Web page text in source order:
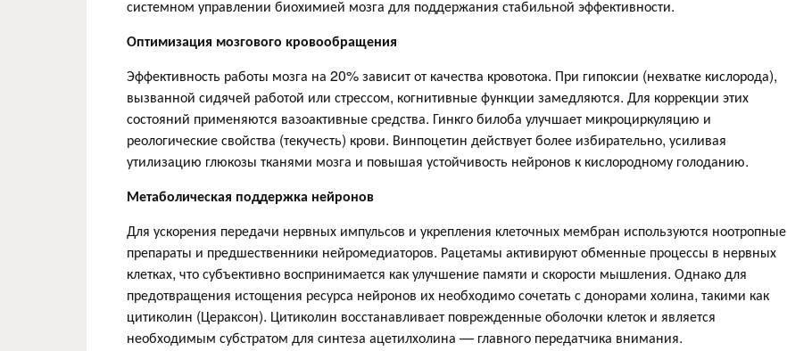
системном управлении биохимией мозга для поддержания стабильной эффективности.
Оптимизация мозгового кровообращения
Эффективность работы мозга на 20% зависит от качества кровотока. При гипоксии (нехватке кислорода),
вызванной сидячей работой или стрессом, когнитивные функции замедляются. Для коррекции этих
состояний применяются вазоактивные средства. Гинкго билоба улучшает микроциркуляцию и
реологические свойства (текучесть) крови. Винпоцетин действует более избирательно, усиливая
утилизацию глюкозы тканями мозга и повышая устойчивость нейронов к кислородному голоданию.
Метаболическая поддержка нейронов
Для ускорения передачи нервных импульсов и укрепления клеточных мембран используются ноотропные
препараты и предшественники нейромедиаторов. Рацетамы активируют обменные процессы в нервных
клетках, что субъективно воспринимается как улучшение памяти и скорости мышления. Однако для
предотвращения истощения ресурса нейронов их необходимо сочетать с донорами холина, такими как
цитиколин (Цераксон). Цитиколин восстанавливает поврежденные оболочки клеток и является
необходимым субстратом для синтеза ацетилхолина — главного передатчика внимания.